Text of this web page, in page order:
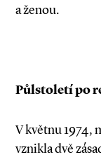
a ženou.
Půlstoletí po
V květnu 1974,
vznikla dvě